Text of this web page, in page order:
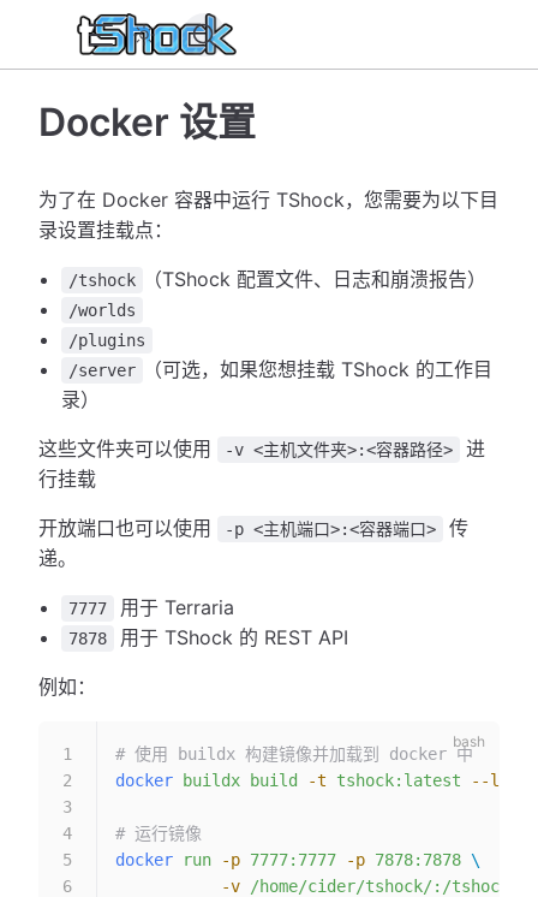
Docker 设置
为了在 Docker 容器中运行 TShock，您需要为以下目
录设置挂载点：
/tshock （TShock 配置文件、日志和崩溃报告）
/worlds
/plugins
/server
（可选，如果您想挂载 TShock 的工作目
录）
这些文件夹可以使用 -v <主机文件夹>:<容器路径>
进
行挂载
开放端口也可以使用 -p <主机端口>:<容器端口>
传
递。
7777 用于 Terraria
7878 用于 TShock 的 REST API
例如：
# 使用 buildx 构建镜像并加载到 docker 中
docker buildx build -t tshock:latest --load
# 运行镜像
docker run -p 7777:7777 -p 7878:7878 \
           -v
/home/cider/tshock/:/tshock